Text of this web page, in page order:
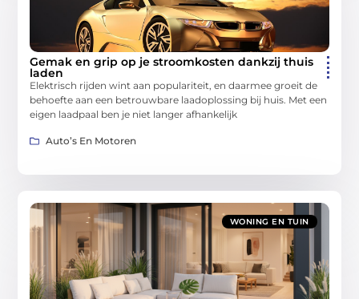
Gemak en grip op je stroomkosten dankzij thuis
laden
Elektrisch rijden wint aan populariteit, en daarmee groeit de
behoefte aan een betrouwbare laadoplossing bij huis. Met een
eigen laadpaal ben je niet langer afhankelijk
Auto’s En Motoren
WONING EN TUIN